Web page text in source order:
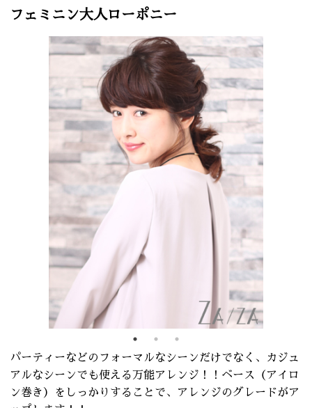
フェミニン大人ローポニー
パーティーなどのフォーマルなシーンだけでなく、カジュ
アルなシーンでも使える万能アレンジ！！ベース（アイロ
ン巻き）をしっかりすることで、アレンジのグレードがア